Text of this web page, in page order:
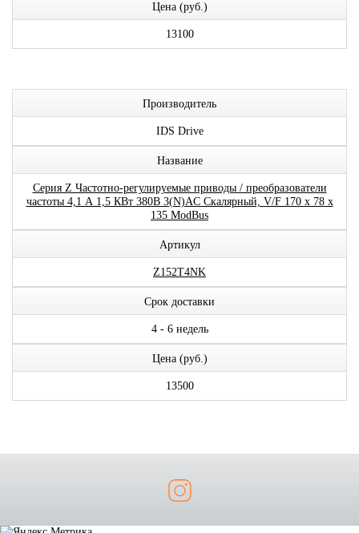
Цена (руб.)
13100
Производитель
IDS Drive
Название
Серия Z Частотно-регулируемые приводы / преобразователи
частоты 4,1 А 1,5 КВт 380В 3(N)AC Скалярный, V/F 170 x 78 x
135 ModBus
Артикул
Z152T4NK
Срок доставки
4 - 6 недель
Цена (руб.)
13500